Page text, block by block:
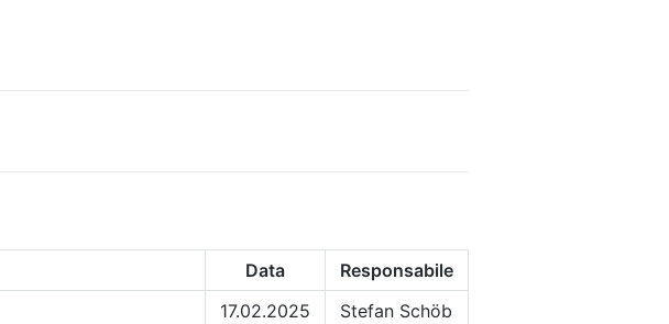
Data
Responsabile
17.02.2025 Stefan Schöb